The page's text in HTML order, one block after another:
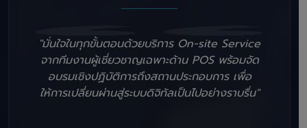
"มั่นใจในทุกขั้นตอนด้วยบริการ On-site Service
จากทีมงานผู้เชี่ยวชาญเฉพาะด้าน POS พร้อมจัด
อบรมเชิงปฏิบัติการถึงสถานประกอบการ เพื่อ
ให้การเปลี่ยนผ่านสู่ระบบดิจิทัลเป็นไปอย่างราบรื่น"